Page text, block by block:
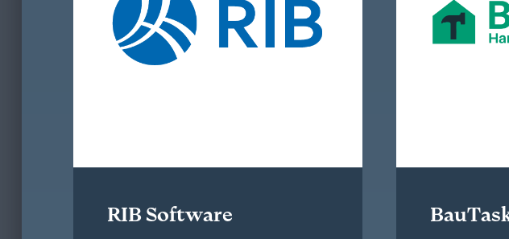
RIB Software